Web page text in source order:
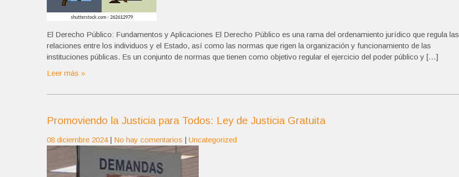
El Derecho Público: Fundamentos y Aplicaciones El Derecho Público es una rama del ordenamiento jurídico que regula las
relaciones entre los individuos y el Estado, así como las normas que rigen la organización y funcionamiento de las
instituciones públicas. Es un conjunto de normas que tienen como objetivo regular el ejercicio del poder público y […]
Leer más »
Promoviendo la Justicia para Todos: Ley de Justicia Gratuita
08 diciembre 2024 | No hay comentarios | Uncategorized